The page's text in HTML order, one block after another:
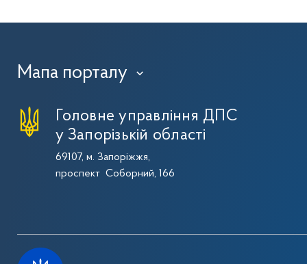
Мапа порталу ›
Головне управління ДПС
у Запорізькій області
69107, м. Запоріжжя,
проспект Соборний, 166